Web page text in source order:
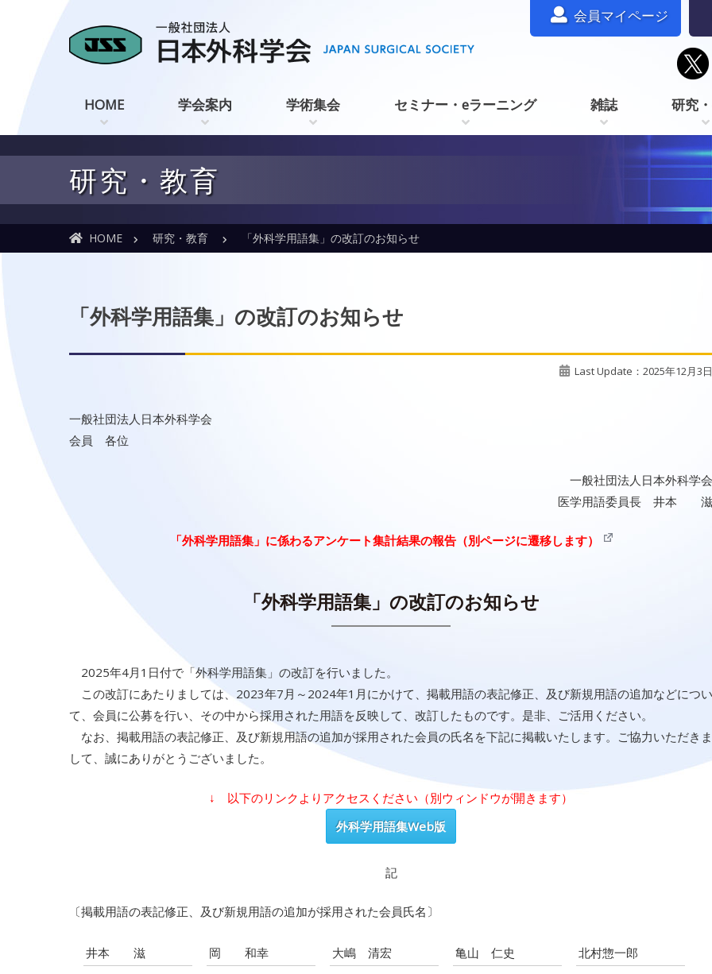
会員マイページ
HOME 学会案内 学術集会 セミナー・eラーニング 雑誌 研究
研究・教育
HOME 研究・教育 「外科学用語集」の改訂のお知らせ
「外科学用語集」の改訂のお知らせ
Last Update：2025年12月3日
一般社団法人日本外科学会
会員 各位
一般社団法人日本外科学会
医学用語委員長 井本 滋
「外科学用語集」に係わるアンケート集計結果の報告（別ページに遷移します）
「外科学用語集」の改訂のお知らせ
2025年4月1日付で「外科学用語集」の改訂を行いました。
この改訂にあたりましては、2023年7月～2024年1月にかけて、掲載用語の表記修正、及び新規用語の追加などについ
て、会員に公募を行い、その中から採用された用語を反映して、改訂したものです。是非、ご活用ください。
なお、掲載用語の表記修正、及び新規用語の追加が採用された会員の氏名を下記に掲載いたします。ご協力いただきま
して、誠にありがとうございました。
↓ 以下のリンクよりアクセスください（別ウィンドウが開きます）
外科学用語集Web版
記
〔掲載用語の表記修正、及び新規用語の追加が採用された会員氏名〕
井本 滋 岡 和幸 大嶋 清宏 亀山 仁史
北村惣一郎